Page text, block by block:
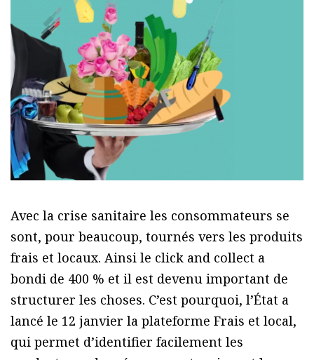
Avec la crise sanitaire les consommateurs se
sont, pour beaucoup, tournés vers les produits
frais et locaux. Ainsi le click and collect a
bondi de 400 % et il est devenu important de
structurer les choses. C’est pourquoi, l’État a
lancé le 12 janvier la plateforme Frais et local,
qui permet d’identifier facilement les